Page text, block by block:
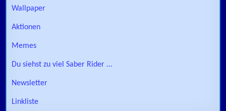
Wallpaper
Aktionen
Memes
Du siehst zu viel Saber Rider …
Newsletter
Linkliste